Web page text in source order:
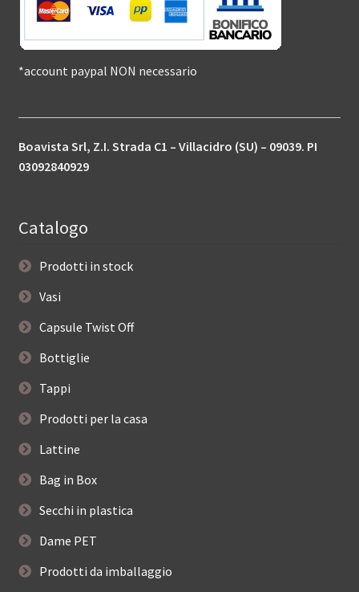
*account paypal NON necessario
Boavista Srl, Z.I. Strada C1 – Villacidro (SU) – 09039. PI
03092840929
Catalogo
Prodotti in stock
Vasi
Capsule Twist Off
Bottiglie
Tappi
Prodotti per la casa
Lattine
Bag in Box
Secchi in plastica
Dame PET
Prodotti da imballaggio